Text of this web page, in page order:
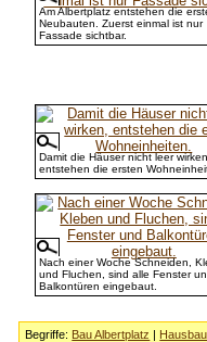
Am Albertplatz entstehen die
Neubauten. Zuerst einmal ist nur
Fassade sichtbar.
Damit die Häuser nicht leer
entstehen die ersten
Nach einer Woche Schneiden,
und Fluchen, sind alle Fenster
Balkontüren eingebaut.
Begriffe: Bau Albertplatz | Hausbau